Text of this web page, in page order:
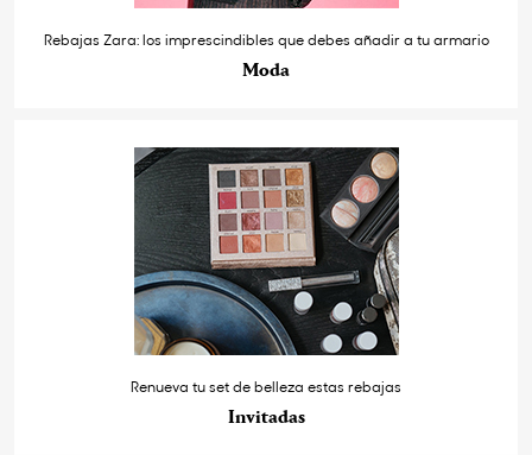
Rebajas Zara: los imprescindibles que debes añadir a tu armario
Moda
Renueva tu set de belleza estas rebajas
Invitadas